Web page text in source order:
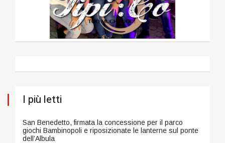
I più letti
San Benedetto, firmata la concessione per il parco
giochi Bambinopoli e riposizionate le lanterne sul ponte
dell’Albula